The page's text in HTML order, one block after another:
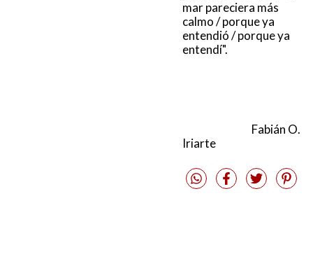
mar pareciera más
calmo / porque ya
entendió / porque ya
entendí".
Fabián O.
Iriarte